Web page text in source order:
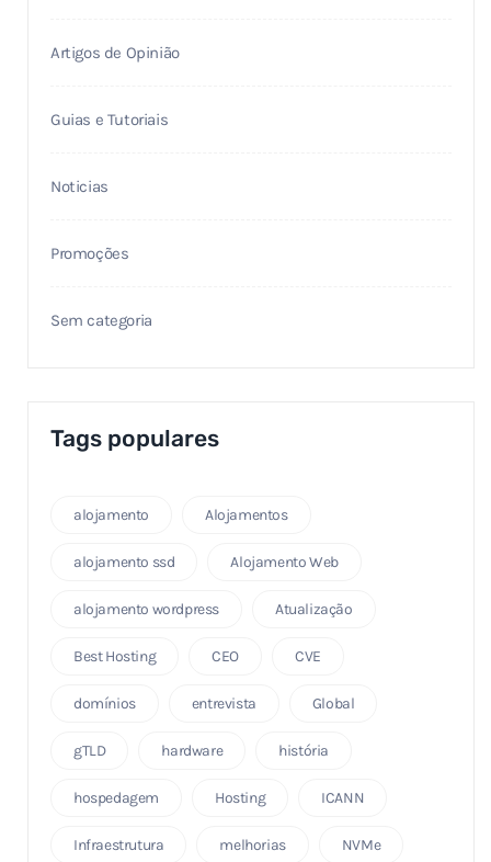
Artigos de Opinião
Guias e Tutoriais
Noticias
Promoções
Sem categoria
Tags populares
alojamento Alojamentos
alojamento ssd Alojamento Web
alojamento wordpress Atualização
Best Hosting CEO CVE
domínios entrevista Global
gTLD hardware história
hospedagem Hosting ICANN
Infraestrutura melhorias NVMe